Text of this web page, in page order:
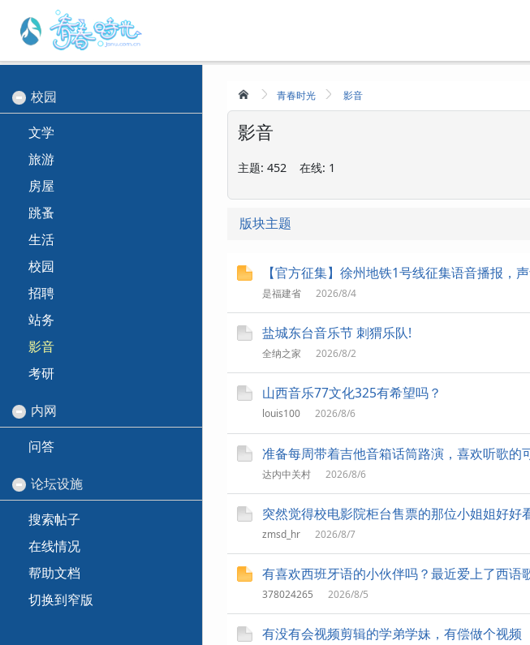
校园
文学
旅游
房屋
跳蚤
生活
校园
招聘
站务
影音
考研
内网
问答
论坛设施
搜索帖子
在线情况
帮助文档
切换到窄版
青春时光 影音
影音
主题: 452 在线: 1
版块主题
【官方征集】徐州地铁1号线征集语音播报，
是福建省 2026/8/4
盐城东台音乐节 刺猬乐队!
全纳之家 2026/8/2
山西音乐77文化325有希望吗？
louis100 2026/8/6
准备每周带着吉他音箱话筒路演，喜欢听歌的
达内中关村 2026/8/6
突然觉得校电影院柜台售票的那位小姐姐好好
zmsd_hr 2026/8/7
有喜欢西班牙语的小伙伴吗？最近爱上了西语
378024265 2026/8/5
有没有会视频剪辑的学弟学妹，有偿做个视频